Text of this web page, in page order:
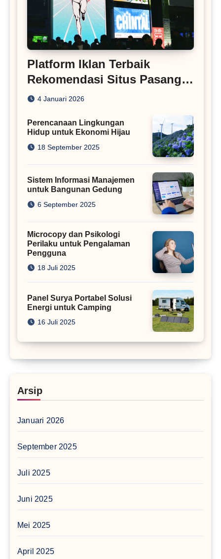
Platform Iklan Terbaik
Rekomendasi Situs Pasang
Iklan
4 Januari 2026
Perencanaan Lingkungan
Hidup untuk Ekonomi Hijau
18 September 2025
Sistem Informasi Manajemen
untuk Bangunan Gedung
6 September 2025
Microcopy dan Psikologi
Perilaku untuk Pengalaman
Pengguna
18 Juli 2025
Panel Surya Portabel Solusi
Energi untuk Camping
16 Juli 2025
Arsip
Januari 2026
September 2025
Juli 2025
Juni 2025
Mei 2025
April 2025